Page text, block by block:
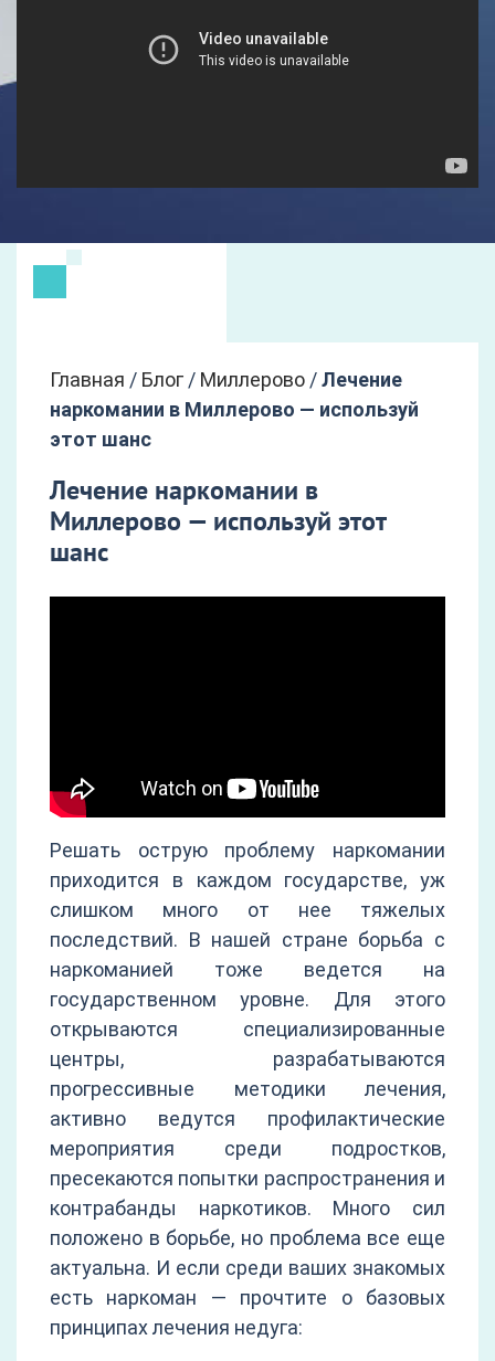
Главная / Блог / Миллерово /Лечение
наркомании в Миллерово — используй
этот шанс
Лечение наркомании в
Миллерово — используй этот
шанс
Решать острую проблему наркомании
приходится в каждом государстве, уж
слишком много от нее тяжелых
последствий. В нашей стране борьба с
наркоманией тоже ведется на
государственном уровне. Для этого
открываются специализированные
центры, разрабатываются
прогрессивные методики лечения,
активно ведутся профилактические
мероприятия среди подростков,
пресекаются попытки распространения и
контрабанды наркотиков. Много сил
положено в борьбе, но проблема все еще
актуальна. И если среди ваших знакомых
есть наркоман — прочтите о базовых
принципах лечения недуга: